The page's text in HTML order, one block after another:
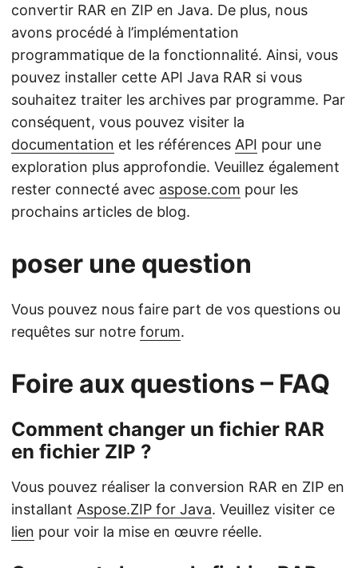
convertir RAR en ZIP en Java. De plus, nous
avons procédé à l’implémentation
programmatique de la fonctionnalité. Ainsi, vous
pouvez installer cette API Java RAR si vous
souhaitez traiter les archives par programme. Par
conséquent, vous pouvez visiter la
documentation et les références API pour une
exploration plus approfondie. Veuillez également
rester connecté avec aspose.com pour les
prochains articles de blog.
poser une question
Vous pouvez nous faire part de vos questions ou
requêtes sur notre forum.
Foire aux questions – FAQ
Comment changer un fichier RAR
en fichier ZIP ?
Vous pouvez réaliser la conversion RAR en ZIP en
installant Aspose.ZIP for Java. Veuillez visiter ce
lien pour voir la mise en œuvre réelle.